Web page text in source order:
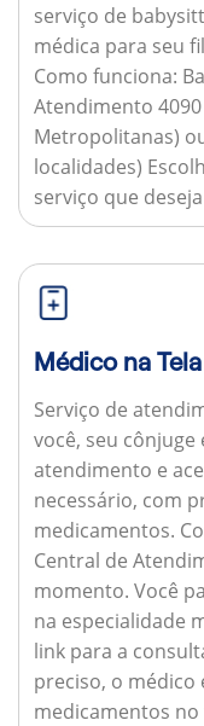
serviço de
médica para seu
Como funciona:
Atendimento 4090
Metropolitanas)
localidades)
serviço que
Médico na
Serviço de
você, seu
atendimento e
necessário, com
medicamentos.
Central de
momento. Você
na especialidade
link para a
preciso, o médico
medicamentos